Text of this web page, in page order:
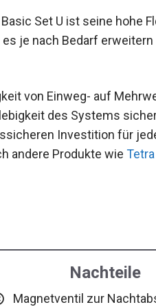
Set U ist seine hohe
je nach Bedarf erweitern
von Einweg- auf
des Systems
Investition für
andere Produkte wie
Nachteile
Magnetventil zur